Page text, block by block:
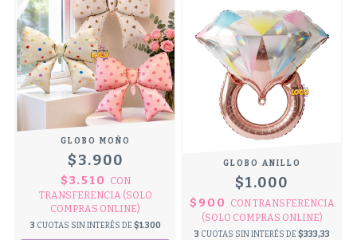
GLOBO MOÑO
$3.900
$3.510
CON
TRANSFERENCIA (SOLO
COMPRAS ONLINE)
3 CUOTAS SIN INTERÉS DE $1.300
GLOBO ANILLO
$1.000
$900 CONTRANSFERENCIA
(SOLO COMPRAS ONLINE)
3 CUOTAS SIN INTERÉS DE $333,33